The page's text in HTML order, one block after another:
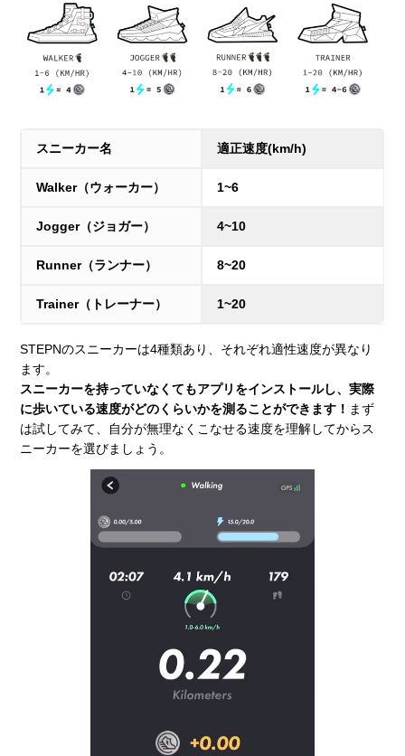
スニーカー名 適正速度(km/h)
Walker（ウォーカー） 1~6
Jogger（ジョガー） 4~10
Runner（ランナー） 8~20
Trainer（トレーナー） 1~20
STEPNのスニーカーは4種類あり、それぞれ適性速度が異なり
ます。
スニーカーを持っていなくてもアプリをインストールし、実際
に歩いている速度がどのくらいかを測ることができます！ まず
は試してみて、自分が無理なくこなせる速度を理解してからス
ニーカーを選びましょう。